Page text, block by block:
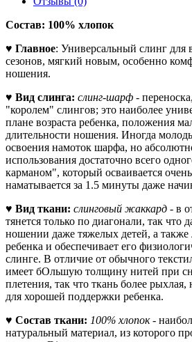
Состав: 100% хлопок
♥ Главное: Универсальный слинг для
сезонов, мягкий новым, особенно
ношения.
♥ Вид слинга: слинг-шарф -
"королем" слингов; это наиболее
плане возраста ребенка, положения
длительности ношения. Иногда
освоения намоток шарфа, но
использования достаточно всего
карманом", который осваивается
наматывается за 1.5 минуты даже
♥ Вид ткани: слинговый жаккард - в
тянется только по диагонали, так что
ношении даже тяжелых детей, а также
ребенка и обеспечивает его
слинге. В отличие от обычного
имеет бОльшую толщину нитей при
плетения, так что ткань более рыхлая,
для хорошей поддержки ребенка.
♥ Состав ткани: 100% хлопок-
натуральный материал, из которого